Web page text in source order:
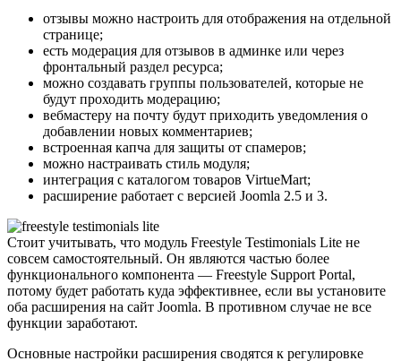
отзывы можно настроить для отображения на отдельной
странице;
есть модерация для отзывов в админке или через
фронтальный раздел ресурса;
можно создавать группы пользователей, которые не
будут проходить модерацию;
вебмастеру на почту будут приходить уведомления о
добавлении новых комментариев;
встроенная капча для защиты от спамеров;
можно настраивать стиль модуля;
интеграция с каталогом товаров VirtueMart;
расширение работает с версией Joomla 2.5 и 3.
Стоит учитывать, что модуль Freestyle Testimonials Lite не
совсем самостоятельный. Он являются частью более
функционального компонента — Freestyle Support Portal,
потому будет работать куда эффективнее, если вы установите
оба расширения на сайт Joomla. В противном случае не все
функции заработают.
Основные настройки расширения сводятся к регулировке